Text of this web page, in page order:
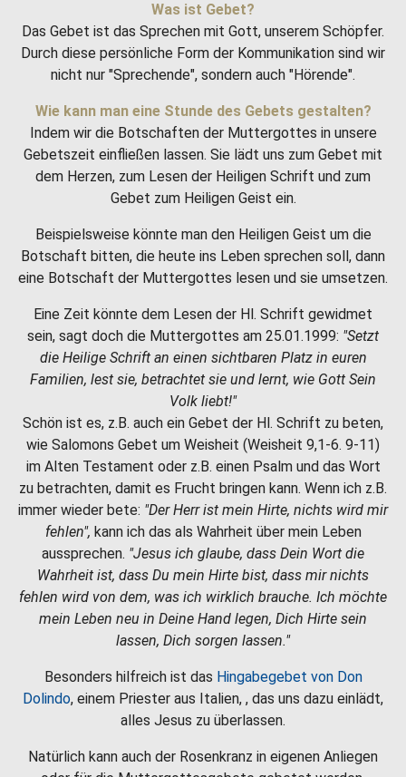
Was ist Gebet?
Das Gebet ist das Sprechen mit Gott, unserem Schöpfer.
Durch diese persönliche Form der Kommunikation sind wir
nicht nur "Sprechende", sondern auch "Hörende".
Wie kann man eine Stunde des Gebets gestalten?
Indem wir die Botschaften der Muttergottes in unsere
Gebetszeit einfließen lassen. Sie lädt uns zum Gebet mit
dem Herzen, zum Lesen der Heiligen Schrift und zum
Gebet zum Heiligen Geist ein.
Beispielsweise könnte man den Heiligen Geist um die
Botschaft bitten, die heute ins Leben sprechen soll, dann
eine Botschaft der Muttergottes lesen und sie umsetzen.
Eine Zeit könnte dem Lesen der Hl. Schrift gewidmet
sein, sagt doch die Muttergottes am 25.01.1999: "Setzt
die Heilige Schrift an einen sichtbaren Platz in euren
Familien, lest sie, betrachtet sie und lernt, wie Gott Sein
Volk liebt!"
Schön ist es, z.B. auch ein Gebet der Hl. Schrift zu beten,
wie Salomons Gebet um Weisheit (Weisheit 9,1-6. 9-11)
im Alten Testament oder z.B. einen Psalm und das Wort
zu betrachten, damit es Frucht bringen kann. Wenn ich z.B.
immer wieder bete: "Der Herr ist mein Hirte, nichts wird mir
fehlen", kann ich das als Wahrheit über mein Leben
aussprechen. "Jesus ich glaube, dass Dein Wort die
Wahrheit ist, dass Du mein Hirte bist, dass mir nichts
fehlen wird von dem, was ich wirklich brauche. Ich möchte
mein Leben neu in Deine Hand legen, Dich Hirte sein
lassen, Dich sorgen lassen."
Besonders hilfreich ist das Hingabegebet von Don
Dolindo, einem Priester aus Italien, , das uns dazu einlädt,
alles Jesus zu überlassen.
Natürlich kann auch der Rosenkranz in eigenen Anliegen